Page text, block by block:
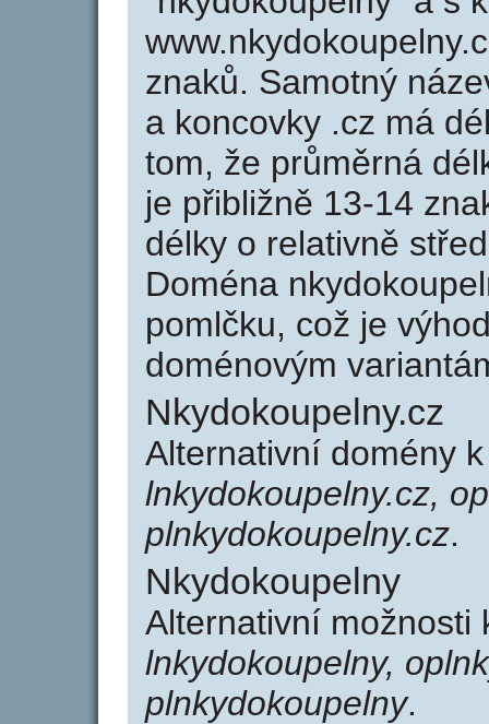
znaků. Samotný
a koncovky .cz má
tom, že průměrná
je přibližně 13-14
délky o relativně
Doména
pomlčku, což je
doménovým
Nkydokoupelny.cz
Alternativní domény
lnkydokoupelny.cz,
plnkydokoupelny.cz.
Nkydokoupelny
Alternativní možnosti
lnkydokoupelny,
plnkydokoupelny.